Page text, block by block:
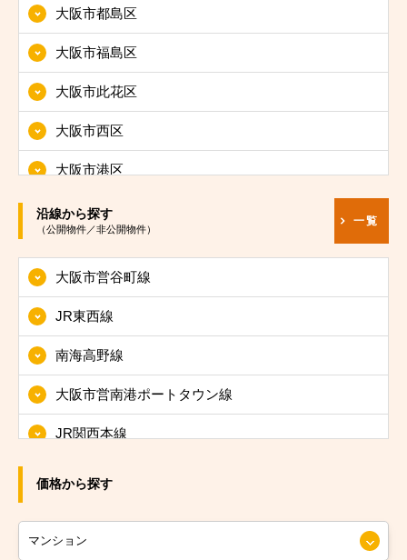
大阪市都島区
大阪市福島区
大阪市此花区
大阪市西区
大阪市港区
大阪市大正区
大阪市浪速区
大阪市西淀川区
大阪市東淀川区
大阪市東成区
大阪市生野区
大阪市旭区
大阪市城東区
沿線から探す
（公開物件／非公開物件）
一覧
大阪市営谷町線
JR東西線
南海高野線
大阪市営南港ポートタウン線
JR関西本線
大阪市営長堀鶴見緑地線
価格から探す